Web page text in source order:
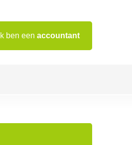
Ik ben een accountant